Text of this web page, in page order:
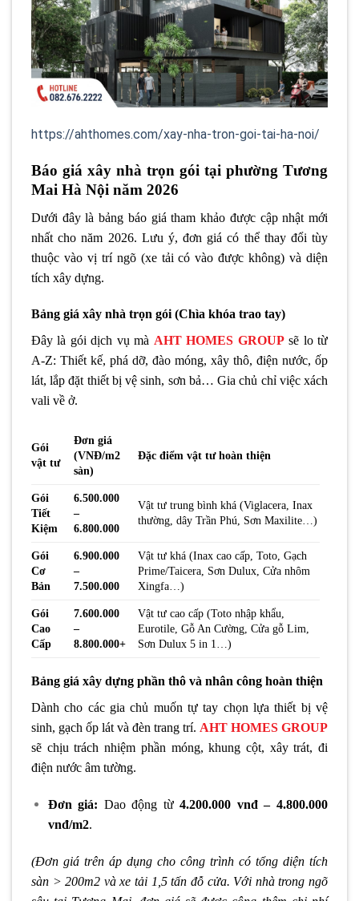
https://ahthomes.com/xay-nha-tron-goi-tai-ha-noi/
Báo giá xây nhà trọn gói tại phường Tương
Mai Hà Nội năm 2026
Dưới đây là bảng báo giá tham khảo được cập nhật mới
nhất cho năm 2026. Lưu ý, đơn giá có thể thay đổi tùy
thuộc vào vị trí ngõ (xe tải có vào được không) và diện
tích xây dựng.
Bảng giá xây nhà trọn gói (Chìa khóa trao tay)
Đây là gói dịch vụ mà AHT HOMES GROUPsẽ lo từ
A-Z: Thiết kế, phá dỡ, đào móng, xây thô, điện nước, ốp
lát, lắp đặt thiết bị vệ sinh, sơn bả… Gia chủ chỉ việc xách
vali về ở.
Gói
vật tư
Đơn giá
(VNĐ/m2
sàn)
Đặc điểm vật tư hoàn thiện
Gói
Tiết
Kiệm
6.500.000
–
6.800.000
Vật tư trung bình khá (Viglacera, Inax
thường, dây Trần Phú, Sơn Maxilite…)
Gói
Cơ
Bản
6.900.000
–
7.500.000
Vật tư khá (Inax cao cấp, Toto, Gạch
Prime/Taicera, Sơn Dulux, Cửa nhôm
Xingfa…)
Gói
Cao
Cấp
7.600.000
–
8.800.000+
Vật tư cao cấp (Toto nhập khẩu,
Eurotile, Gỗ An Cường, Cửa gỗ Lim,
Sơn Dulux 5 in 1…)
Bảng giá xây dựng phần thô và nhân công hoàn thiện
Dành cho các gia chủ muốn tự tay chọn lựa thiết bị vệ
sinh, gạch ốp lát và đèn trang trí. AHT HOMES GROUP
sẽ chịu trách nhiệm phần móng, khung cột, xây trát, đi
điện nước âm tường.
Đơn giá: Dao động từ4.200.000 vnđ – 4.800.000
vnđ/m2.
(Đơn giá trên áp dụng cho công trình có tổng diện tích
sàn > 200m2 và xe tải 1,5 tấn đỗ cửa. Với nhà trong ngõ